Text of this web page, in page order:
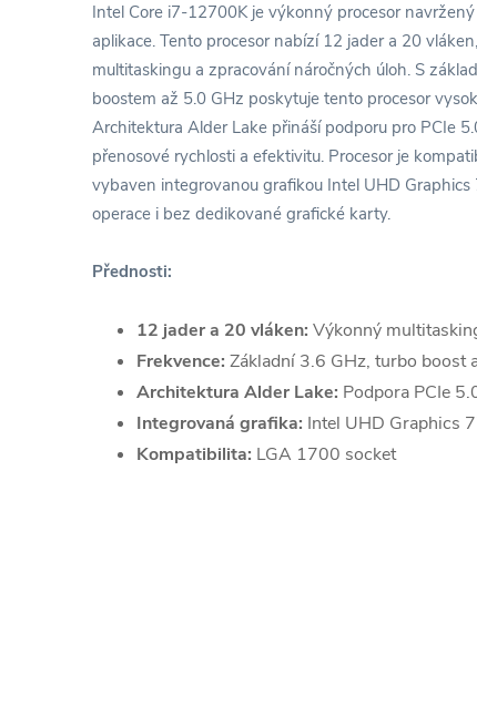
Intel Core i7-12700K je výkonný procesor
aplikace. Tento procesor nabízí 12 jader a 20
multitaskingu a zpracování náročných úloh. S
boostem až 5.0 GHz poskytuje tento procesor
Architektura Alder Lake přináší podporu pro PCIe
přenosové rychlosti a efektivitu. Procesor je
vybaven integrovanou grafikou Intel UHD
operace i bez dedikované grafické karty.
Přednosti:
12 jader a 20 vláken: Výkonný
Frekvence: Základní 3.6 GHz, turbo boost
Architektura Alder Lake: Podpora PCIe
Integrovaná grafika: Intel UHD Graphics
Kompatibilita: LGA 1700 socket